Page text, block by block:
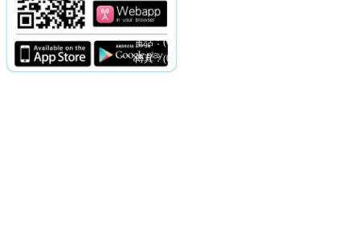
電話：(02)2369-9050
傳真：(02)2362-7816